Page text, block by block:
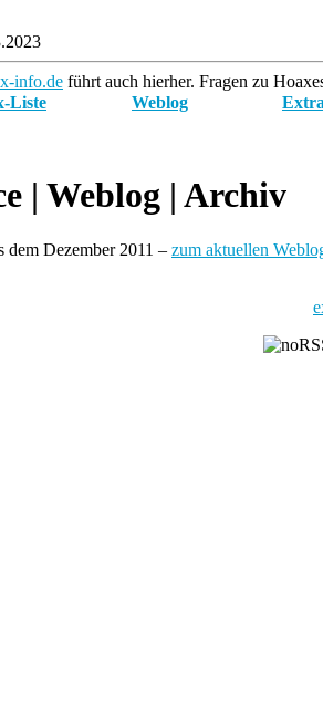
info.de führt auch hierher. Fragen zu
Liste Weblog
| Weblog | Archiv
dem Dezember 2011 – zum aktuellen